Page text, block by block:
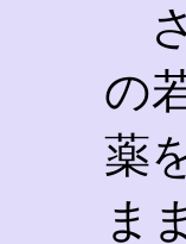
の
薬
ま